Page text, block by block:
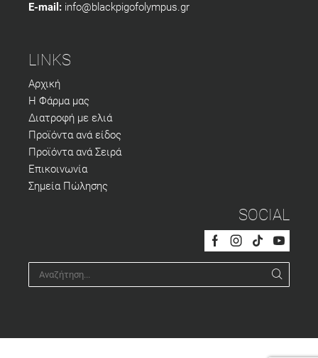
E-mail: info@blackpigofolympus.gr
LINKS
Αρχική
Η Φάρμα μας
Διατροφή με ελιά
Προϊόντα ανά είδος
Προϊόντα ανά Σειρά
Επικοινωνία
Σημεία Πώλησης
SOCIAL